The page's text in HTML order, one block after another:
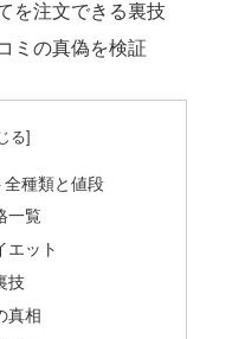
を注文できる裏技
ミの真偽を検証
種類と値段
一覧
エット
技
真相